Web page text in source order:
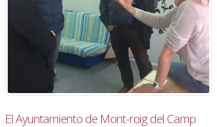
El Ayuntamiento de Mont-roig del Camp